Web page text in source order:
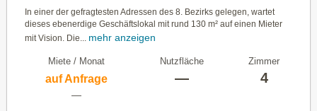
Lage
In einer der gefragtesten Adressen des 8. Bezirks gelegen, wartet
dieses ebenerdige Geschäftslokal mit rund 130 m² auf einen Mieter
mit Vision. Die...
mehr anzeigen
Miete / Monat
auf Anfrage
—
Nutzfläche
—
Zimmer
4